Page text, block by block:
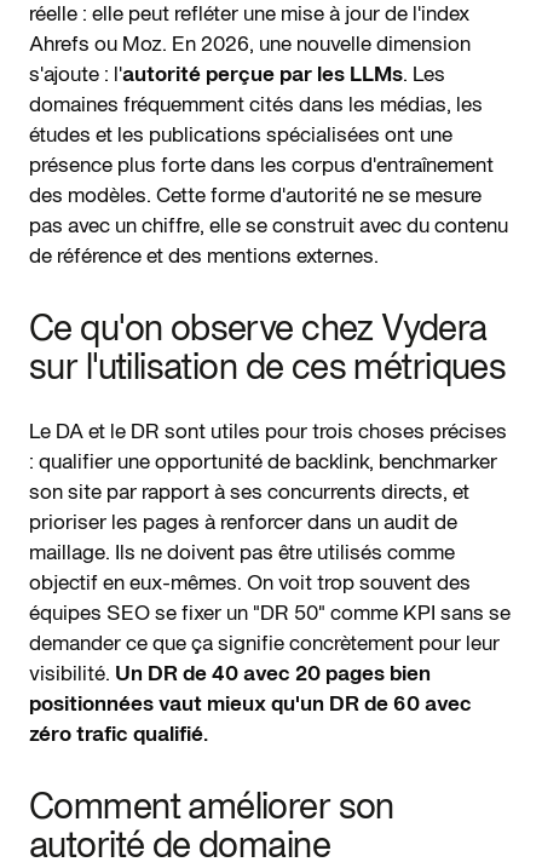
réelle : elle peut refléter une mise à jour de l'index
Ahrefs ou Moz. En 2026, une nouvelle dimension
s'ajoute : l'autorité perçue par les LLMs. Les
domaines fréquemment cités dans les médias, les
études et les publications spécialisées ont une
présence plus forte dans les corpus d'entraînement
des modèles. Cette forme d'autorité ne se mesure
pas avec un chiffre, elle se construit avec du contenu
de référence et des mentions externes.
Ce qu'on observe chez Vydera
sur l'utilisation de ces métriques
Le DA et le DR sont utiles pour trois choses précises
: qualifier une opportunité de backlink, benchmarker
son site par rapport à ses concurrents directs, et
prioriser les pages à renforcer dans un audit de
maillage. Ils ne doivent pas être utilisés comme
objectif en eux-mêmes. On voit trop souvent des
équipes SEO se fixer un "DR 50" comme KPI sans se
demander ce que ça signifie concrètement pour leur
visibilité. Un DR de 40 avec 20 pages bien
positionnées vaut mieux qu'un DR de 60 avec
zéro trafic qualifié.
Comment améliorer son
autorité de domaine